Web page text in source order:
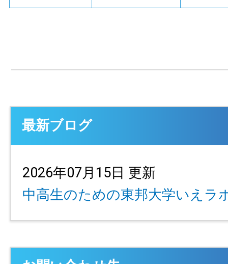
最新ブログ
2026年07月15日 更新
中高生のための東邦大学いえラ